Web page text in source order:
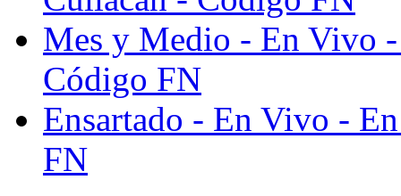
Mes y Medio - En Vivo
Código FN
Ensartado - En Vivo -
FN